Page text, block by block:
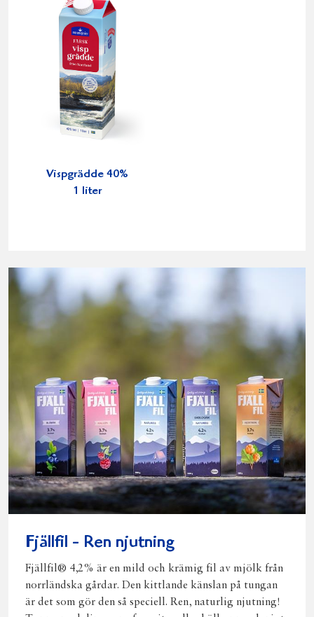
Vispgrädde 40%
1 liter
Fjällfil - Ren njutning
Fjällfil® 4,2% är en mild och krämig fil av mjölk från
norrländska gårdar. Den kittlande känslan på tungan
är det som gör den så speciell. Ren, naturlig njutning!